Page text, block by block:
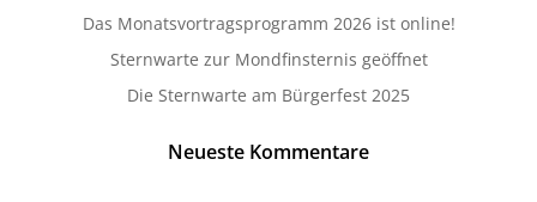
Das Monatsvortragsprogramm 2026 ist online!
Sternwarte zur Mondfinsternis geöffnet
Die Sternwarte am Bürgerfest 2025
Neueste Kommentare